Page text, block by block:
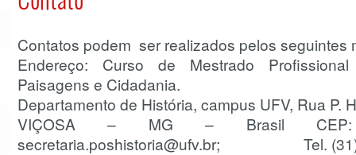
Contatos podem ser realizados pelos seguintes
Endereço: Curso de Mestrado
Paisagens e Cidadania.
Departamento de História, campus UFV, Rua P.
VIÇOSA – MG – Brasil CEP:
secretaria.poshistoria@ufv.br; Tel. (31)